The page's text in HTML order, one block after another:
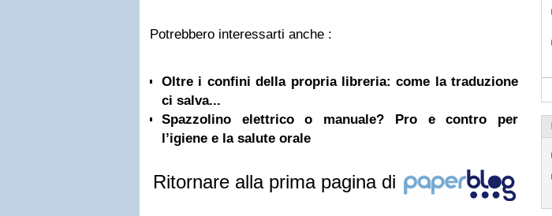
Potrebbero interessarti anche :
Oltre i confini della propria libreria: come la traduzione
ci salva...
Spazzolino elettrico o manuale? Pro e contro per
l’igiene e la salute orale
Ritornare alla prima pagina di